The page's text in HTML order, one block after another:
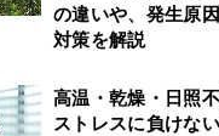
の違いや、発生原
対策を解説
高温・乾燥・日照
ストレスに負けな